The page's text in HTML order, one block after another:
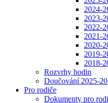
2024-
2023-
2022-
2021-
2020-
2019-
2018-
Rozvrhy hodin
Doučování 2025-
Pro rodiče
Dokumenty pro